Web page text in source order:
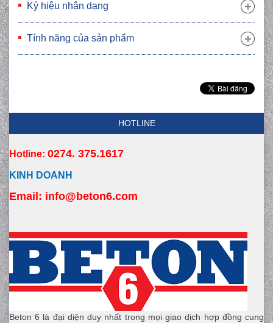
Ký hiệu nhận dạng
Tính năng của sản phẩm
HOTLINE
Hotline: 0274. 375.1617
KINH DOANH
Email: info@beton6.com
Beton 6 là đại diện duy nhất trong mọi giao dịch hợp đồng cung